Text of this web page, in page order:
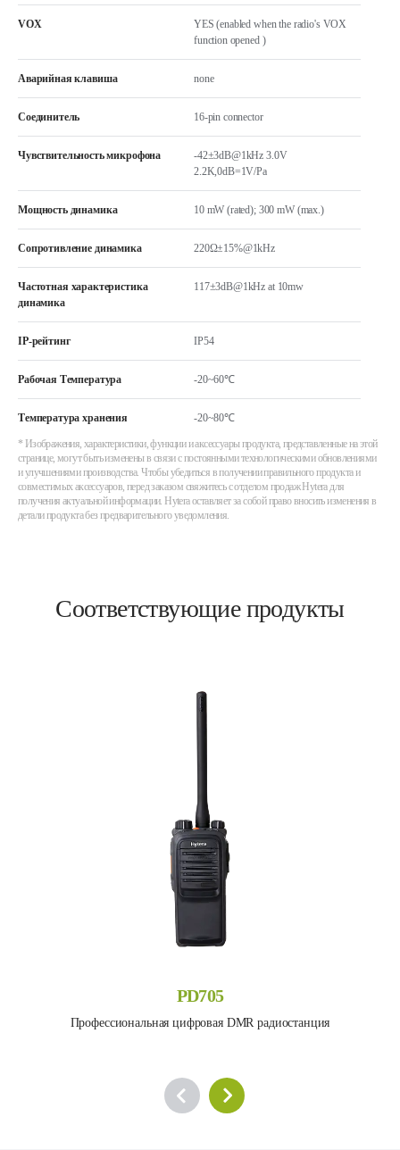
VOX
YES (enabled when the radio's VOX
function opened )
Аварийная клавиша none
Соединитель 16-pin connector
Чувствительность микрофона
-42±3dB@1kHz 3.0V
2.2K,0dB=1V/Pa
Мощность динамика 10 mW (rated); 300 mW (max.)
Сопротивление динамика 220Ω±15%@1kHz
Частотная характеристика
динамика
117±3dB@1kHz at 10mw
IP-рейтинг IP54
Рабочая Температура -20~60℃
Температура хранения -20~80℃
* Изображения, характеристики, функции и аксессуары продукта, представленные на этой
странице, могут быть изменены в связи с постоянными технологическими обновлениями
и улучшениями производства. Чтобы убедиться в получении правильного продукта и
совместимых аксессуаров, перед заказом свяжитесь с отделом продаж Hytera для
получения актуальной информации. Hytera оставляет за собой право вносить изменения в
детали продукта без предварительного уведомления.
Соответствующие продукты
PD705
Профессиональная цифровая DMR радиостанция